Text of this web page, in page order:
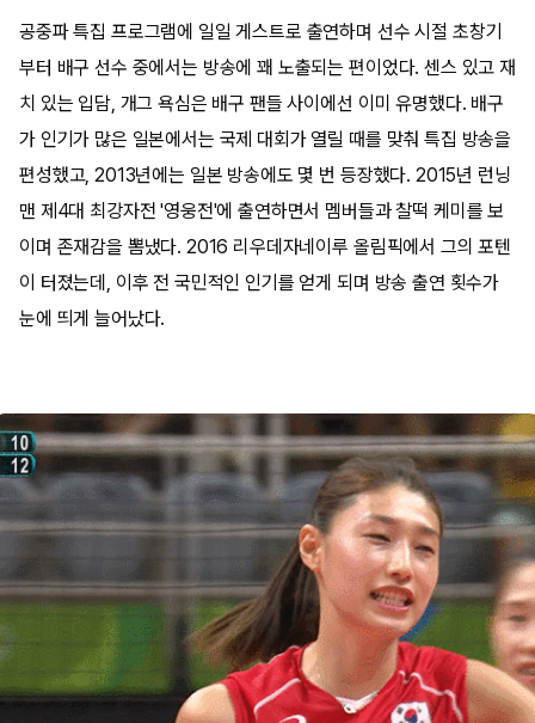
공중파 특집 프로그램에 일일 게스트로 출연하며 선수 시절 초창기
부터 배구 선수 중에서는 방송에 꽤 노출되는 편이었다. 센스 있고 재
치 있는 입담, 개그 욕심은 배구 팬들 사이에선 이미 유명했다. 배구
가 인기가 많은 일본에서는 국제 대회가 열릴 때를 맞춰 특집 방송을
편성했고, 2013년에는 일본 방송에도 몇 번 등장했다. 2015년 런닝
맨 제4대 최강자전 '영웅전'에 출연하면서 멤버들과 찰떡 케미를 보
이며 존재감을 뽐냈다. 2016 리우데자네이루 올림픽에서 그의 포텐
이 터졌는데, 이후 전 국민적인 인기를 얻게 되며 방송 출연 횟수가
눈에 띄게 늘어났다.